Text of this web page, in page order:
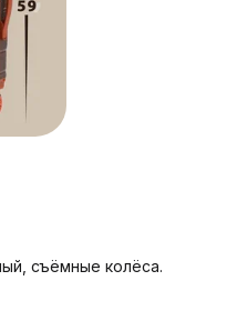
съёмные колёса.